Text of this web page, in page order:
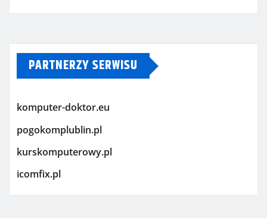
PARTNERZY SERWISU
komputer-doktor.eu
pogokomplublin.pl
kurskomputerowy.pl
icomfix.pl